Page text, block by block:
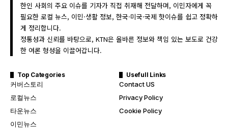
한인 사회의 주요 이슈를 기자가 직접 취재해 전달하며, 이민자에게 꼭
필요한 로컬 뉴스, 이민·생활 정보, 한국·미국·국제 핫이슈를 쉽고 정확하
게 정리합니다.
정통성과 신뢰를 바탕으로, KTN은 올바른 정보와 책임 있는 보도로 건강
한 여론 형성을 이끌어갑니다.
Top Categories
커버스토리
로컬뉴스
타운뉴스
이민뉴스
Usefull Links
Contact US
Privacy Policy
Cookie Policy